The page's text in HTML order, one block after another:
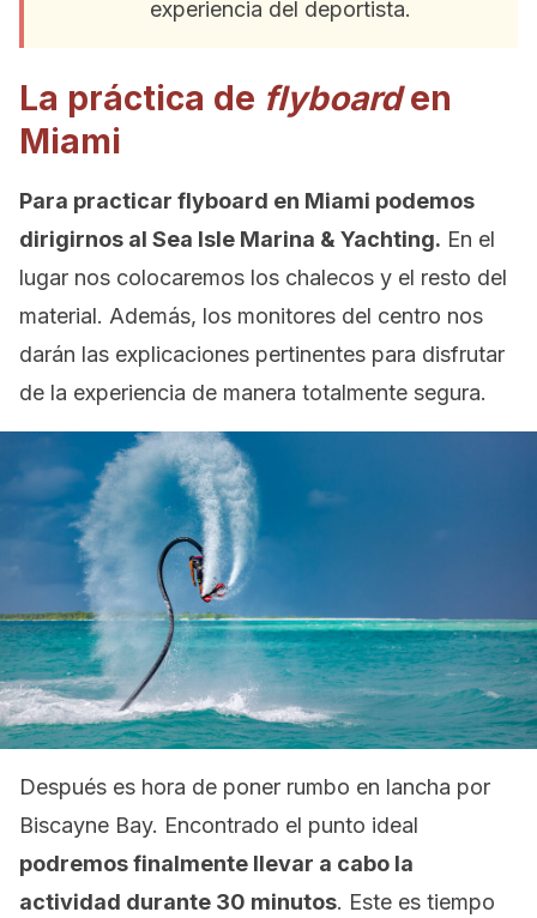
experiencia del deportista.
La práctica de flyboarden
Miami
Para practicar flyboard en Miami podemos
dirigirnos al Sea Isle Marina & Yachting. En el
lugar nos colocaremos los chalecos y el resto del
material. Además, los monitores del centro nos
darán las explicaciones pertinentes para disfrutar
de la experiencia de manera totalmente segura.
Después es hora de poner rumbo en lancha por
Biscayne Bay. Encontrado el punto ideal
podremos finalmente llevar a cabo la
actividad durante 30 minutos. Este es tiempo